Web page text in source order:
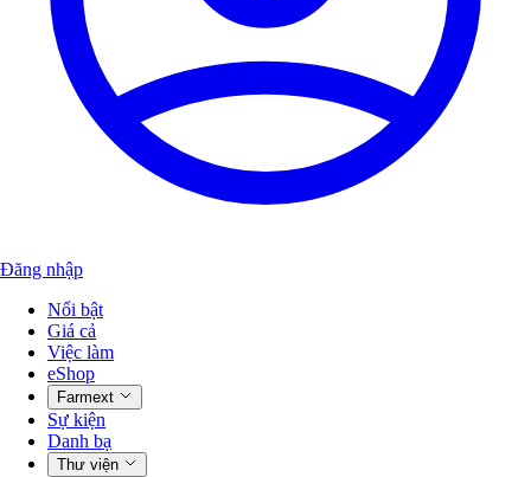
Đăng nhập
Nổi bật
Giá cả
Việc làm
eShop
Farmext
Sự kiện
Danh bạ
Thư viện